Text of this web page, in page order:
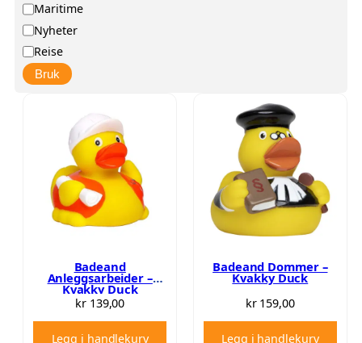
Maritime
Nyheter
Reise
Bruk
Badeand
Anleggsarbeider –
Kvakky Duck
kr139,00
Legg i handlekurv
Badeand Dommer –
Kvakky Duck
kr159,00
Legg i handlekurv